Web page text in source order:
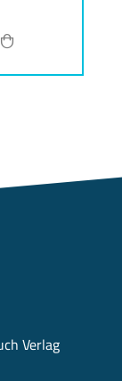
Zur Merkliste
Verlag